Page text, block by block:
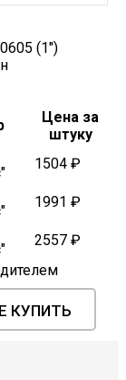
(1")
Цена за
штуку
1504 ₽
1991 ₽
2557 ₽
КУПИТЬ